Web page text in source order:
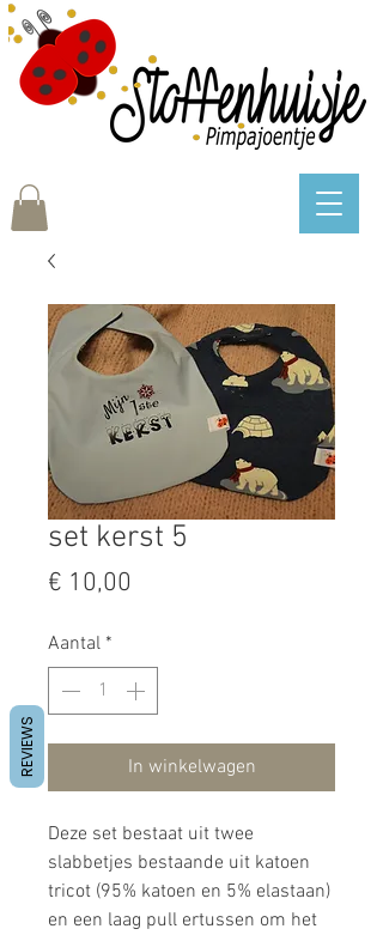
set kerst 5
€ 10,00
Aantal *
In winkelwagen
Deze set bestaat uit twee
slabbetjes bestaande uit katoen
tricot (95% katoen en 5% elastaan)
en een laag pull ertussen om het
REVIEWS